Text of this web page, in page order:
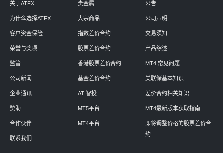
关于ATFX
为什么选择ATFX
客户资金保险
荣誉与奖项
监管
公司新闻
企业通讯
赞助
合作伙伴
联系我们
贵金属
大宗商品
指数差价合约
股票差价合约
香港股票差价合约
基金差价合约
AT 智投
MT5平台
MT4平台
公告
公司声明
交易须知
产品综述
MT4 常见问题
美联储基本知识
差价合约相关知识
MT4最新版本获取指南
即将调整价格的股票差价合
约